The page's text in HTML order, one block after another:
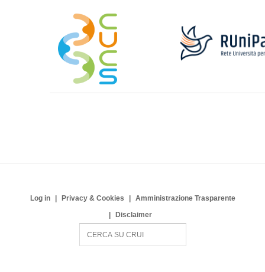
Log in Privacy & Cookies
Amministrazione Trasparente
Disclaimer